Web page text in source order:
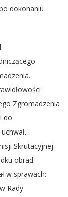
dokonaniu
Zgromadzenia
do
Skrutacyjnej.
obrad.
w sprawach:
Rady